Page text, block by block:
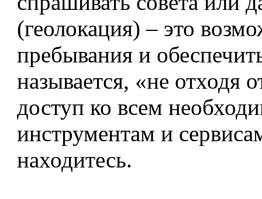
(геолокация) – это
пребывания и
называется, «не отходя
доступ ко всем
инструментам и
находитесь.